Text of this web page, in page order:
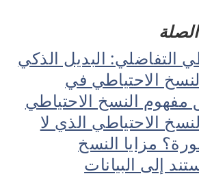
التفاضلي: البديل الذكي
الاحتياطي في
مفهوم النسخ الاحتياطي
الاحتياطي الذي لا
مزايا النسخ
إلى البيانات